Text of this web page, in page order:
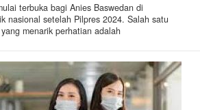
terbuka bagi Anies Baswedan di
nasional setelah Pilpres 2024. Salah satu
menarik perhatian adalah